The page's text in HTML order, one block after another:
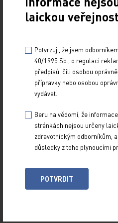
Z NOVINEK
ARCHIV
SPECIÁLY
O TITULU
Autoři
laickou
Potvrzuji, že jsem
40/1995 Sb., o regulaci
předpisů, čili osobou
přípravky nebo osobou
vydávat.
Beru na vědomí, že
stránkách nejsou určeny
zdravotnickým odborníkům,
důsledky z toho plynoucími
POTVRDIT